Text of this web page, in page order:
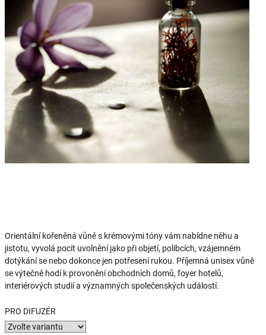
Orientální kořeněná vůně s krémovými tóny vám nabídne něhu a
jistotu, vyvolá pocit uvolnění jako při objetí, polibcích, vzájemném
dotýkání se nebo dokonce jen potřesení rukou. Příjemná unisex vůně
se výtečně hodí k provonění obchodních domů, foyer hotelů,
interiérových studií a významných společenských událostí.
PRO DIFUZÉR